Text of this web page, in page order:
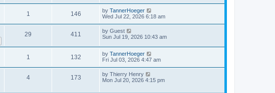
1 146 by TannerHoeger
Wed Jul 22, 2026 6:18 am
29 411 by Guest
Sun Jul 19, 2026 10:43 am
1 132 by TannerHoeger
Fri Jul 03, 2026 4:47 am
4 173 by Thierry Henry
Mon Jul 20, 2026 4:15 pm